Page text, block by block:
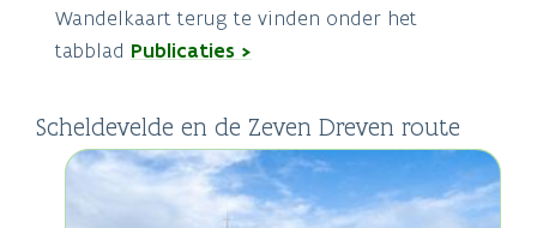
Wandelkaart terug te vinden onder het
tabblad Publicaties >
Scheldevelde en de Zeven Dreven route